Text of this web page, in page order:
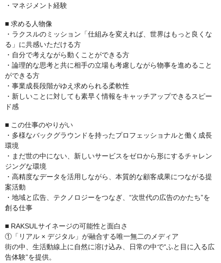
・マネジメント経験
■ 求める人物像
・ラクスルのミッション「仕組みを変えれば、世界はもっと良くな
る」に共感いただける方
・自分で考えながら動くことができる方
・論理的な思考と共に相手の立場も考慮しながら物事を進めること
ができる方
・事業成長段階がゆえ求められる柔軟性
・新しいことに対しても素早く情報をキャッチアップできるスピー
ド感
■ この仕事のやりがい
・多様なバックグラウンドを持ったプロフェッショナルと働く成長
環境
・まだ世の中にない、新しいサービスをゼロから形にするチャレン
ジングな環境
・高精度なデータを活用しながら、本質的な顧客成果につながる提
案活動
・地域と広告、テクノロジーをつなぎ、“次世代の広告のかたち”を
創る仕事
■ RAKSULサイネージの可能性と面白さ
①「リアル × デジタル」が融合する唯一無二のメディア
街の中、生活動線上に自然に溶け込み、日常の中で“ふと目に入る広
告体験”を提供。